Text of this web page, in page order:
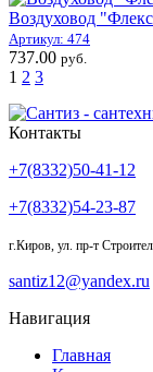
Воздуховод
Артикул: 474
737.00 руб.
1 2 3
Контакты
+7(8332)50-41-12
+7(8332)54-23-87
г.Киров, ул. пр-т
santiz12@yandex.ru
Навигация
Главная